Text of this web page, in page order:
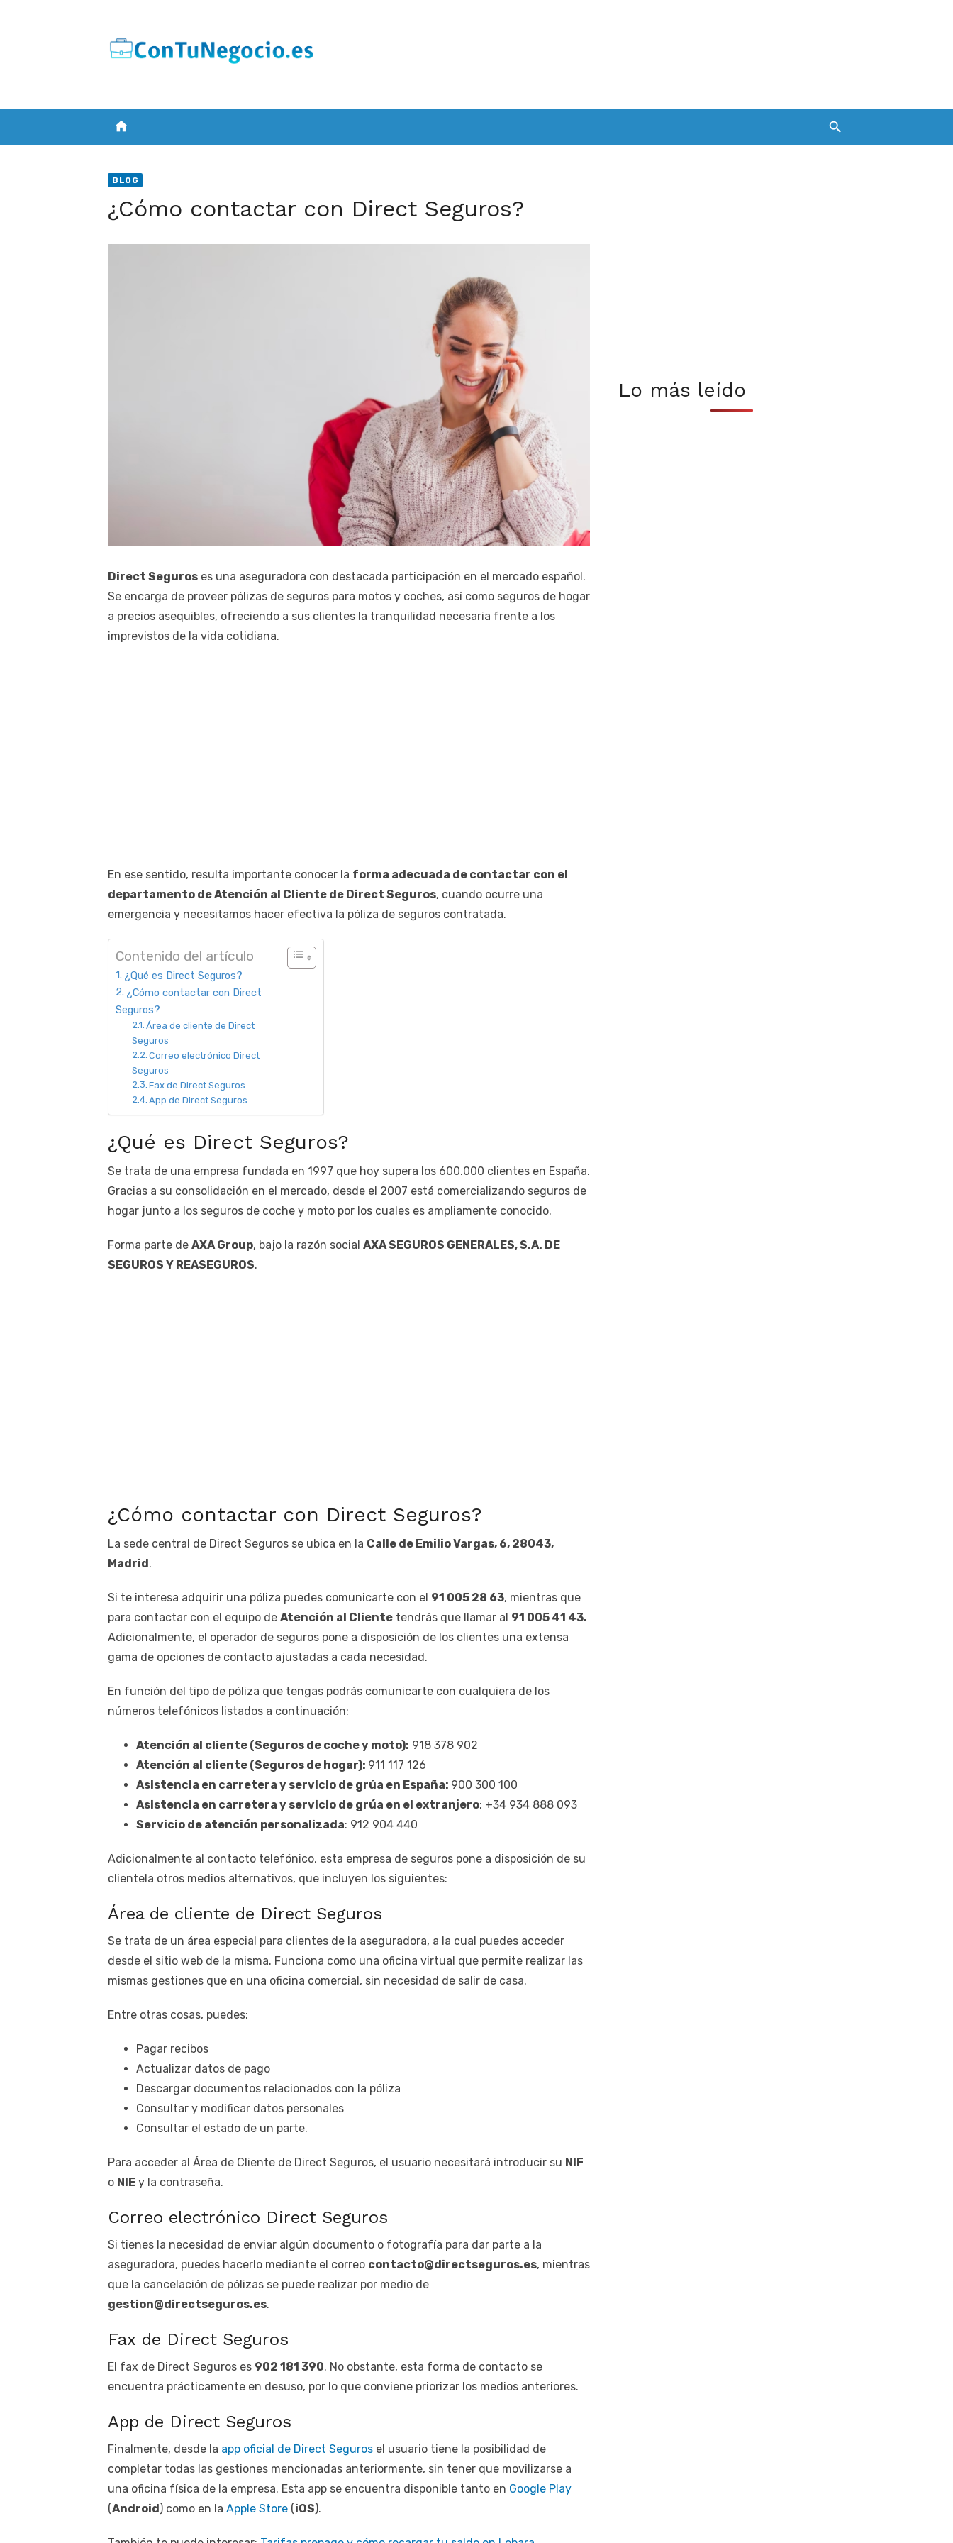
home
BLOG
¿Cómo contactar con Direct Seguros?
Direct Seguros es una aseguradora con destacada participación en el mercado español.
Se encarga de proveer pólizas de seguros para motos y coches, así como seguros de hogar
a precios asequibles, ofreciendo a sus clientes la tranquilidad necesaria frente a los
imprevistos de la vida cotidiana.
En ese sentido, resulta importante conocer la forma adecuada de contactar con el
departamento de Atención al Cliente de Direct Seguros, cuando ocurre una
emergencia y necesitamos hacer efectiva la póliza de seguros contratada.
Contenido del artículo
¿Qué es Direct Seguros?
¿Cómo contactar con Direct
Seguros?
Área de cliente de Direct
Seguros
Correo electrónico Direct
Seguros
Fax de Direct Seguros
App de Direct Seguros
¿Qué es Direct Seguros?
Se trata de una empresa fundada en 1997 que hoy supera los 600.000 clientes en España.
Gracias a su consolidación en el mercado, desde el 2007 está comercializando seguros de
hogar junto a los seguros de coche y moto por los cuales es ampliamente conocido.
Forma parte de AXA Group, bajo la razón social AXA SEGUROS GENERALES, S.A. DE
SEGUROS Y REASEGUROS.
¿Cómo contactar con Direct Seguros?
La sede central de Direct Seguros se ubica en la Calle de Emilio Vargas, 6, 28043,
Madrid.
Si te interesa adquirir una póliza puedes comunicarte con el 91 005 28 63, mientras que
para contactar con el equipo de Atención al Cliente tendrás que llamar al 91 005 41 43.
Adicionalmente, el operador de seguros pone a disposición de los clientes una extensa
gama de opciones de contacto ajustadas a cada necesidad.
En función del tipo de póliza que tengas podrás comunicarte con cualquiera de los
números telefónicos listados a continuación:
Atención al cliente (Seguros de coche y moto): 918 378 902
Atención al cliente (Seguros de hogar): 911 117 126
Asistencia en carretera y servicio de grúa en España: 900 300 100
Asistencia en carretera y servicio de grúa en el extranjero: +34 934 888 093
Servicio de atención personalizada: 912 904 440
Adicionalmente al contacto telefónico, esta empresa de seguros pone a disposición de su
clientela otros medios alternativos, que incluyen los siguientes:
Área de cliente de Direct Seguros
Se trata de un área especial para clientes de la aseguradora, a la cual puedes acceder
desde el sitio web de la misma. Funciona como una oficina virtual que permite realizar las
mismas gestiones que en una oficina comercial, sin necesidad de salir de casa.
Entre otras cosas, puedes:
Pagar recibos
Actualizar datos de pago
Descargar documentos relacionados con la póliza
Consultar y modificar datos personales
Consultar el estado de un parte.
Para acceder al Área de Cliente de Direct Seguros, el usuario necesitará introducir su NIF
o NIE y la contraseña.
Correo electrónico Direct Seguros
Si tienes la necesidad de enviar algún documento o fotografía para dar parte a la
aseguradora, puedes hacerlo mediante el correo contacto@directseguros.es, mientras
que la cancelación de pólizas se puede realizar por medio de
gestion@directseguros.es.
Fax de Direct Seguros
El fax de Direct Seguros es 902 181 390. No obstante, esta forma de contacto se
encuentra prácticamente en desuso, por lo que conviene priorizar los medios anteriores.
App de Direct Seguros
Finalmente, desde la app oficial de Direct Seguros el usuario tiene la posibilidad de
completar todas las gestiones mencionadas anteriormente, sin tener que movilizarse a
una oficina física de la empresa. Esta app se encuentra disponible tanto en Google Play
(Android) como en la Apple Store (iOS).
Lo más leído